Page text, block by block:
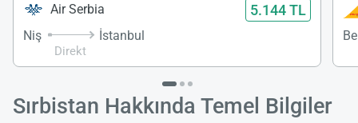
Air Serbia 5.144 TL
Niş
Direkt
İstanbul
Sırbistan Hakkında Temel Bilgiler